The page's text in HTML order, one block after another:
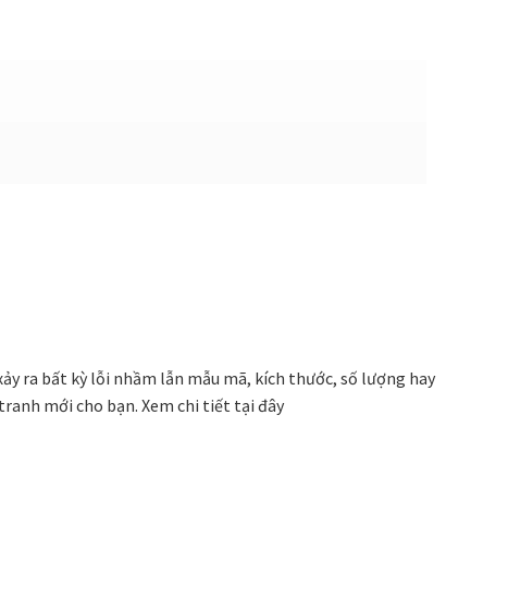
ra bất kỳ lỗi nhầm lẫn mẫu mã, kích thước, số lượng hay
mới cho bạn. Xem chi tiết tại đây